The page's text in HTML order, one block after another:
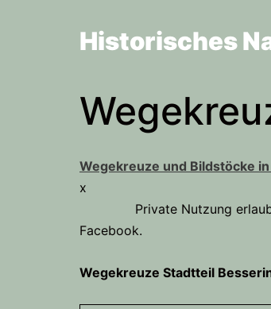
Historisches
Wegekreuze und Bildstöcke
x
Private Nutzung erlaubt.
Facebook.
Wegekreuze Stadtteil